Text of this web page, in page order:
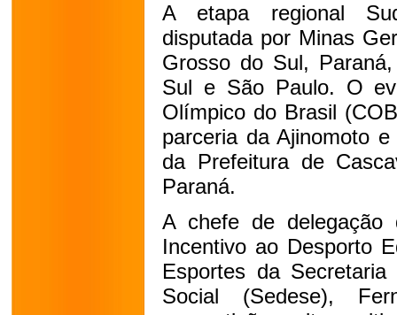
A etapa regional
disputada por Minas
Grosso do Sul,
Sul e São Paulo. O
Olímpico do Brasil
parceria da Ajinomoto
da Prefeitura de
Paraná.
A chefe de
Incentivo ao Desporto
Esportes da
Social (Sedese),